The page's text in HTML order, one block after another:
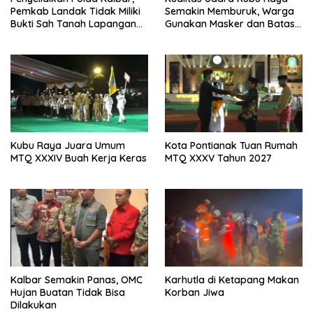
Pemkab Landak Tidak Miliki
Bukti Sah Tanah Lapangan
Semakin Memburuk, Warga
Gunakan Masker dan Batasi
Kubu Raya Juara Umum
MTQ XXXIV Buah Kerja Keras
Kota Pontianak Tuan Rumah
MTQ XXXV Tahun 2027
Kalbar Semakin Panas, OMC
Hujan Buatan Tidak Bisa
Dilakukan
Karhutla di Ketapang Makan
Korban Jiwa